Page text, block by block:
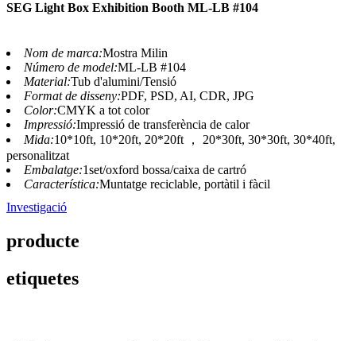
SEG Light Box Exhibition Booth ML-LB #104
Nom de marca:Mostra Milin
Número de model:ML-LB #104
Material:Tub d'alumini/Tensió
Format de disseny:PDF, PSD, AI, CDR, JPG
Color:CMYK a tot color
Impressió:Impressió de transferència de calor
Mida:10*10ft, 10*20ft, 20*20ft ， 20*30ft, 30*30ft, 30*40ft,
personalitzat
Embalatge:1set/oxford bossa/caixa de cartró
Característica:Muntatge reciclable, portàtil i fàcil
Investigació
producte
etiquetes